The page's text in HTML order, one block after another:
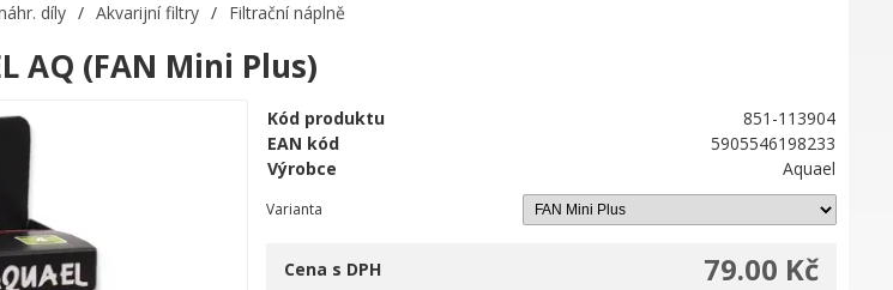
díly / Akvarijní filtry / Filtrační náplně
AQ (FAN Mini Plus)
Kód produktu
851-113904
EAN kód
5905546198233
Výrobce
Aquael
Varianta
79.00 Kč
Cena s DPH